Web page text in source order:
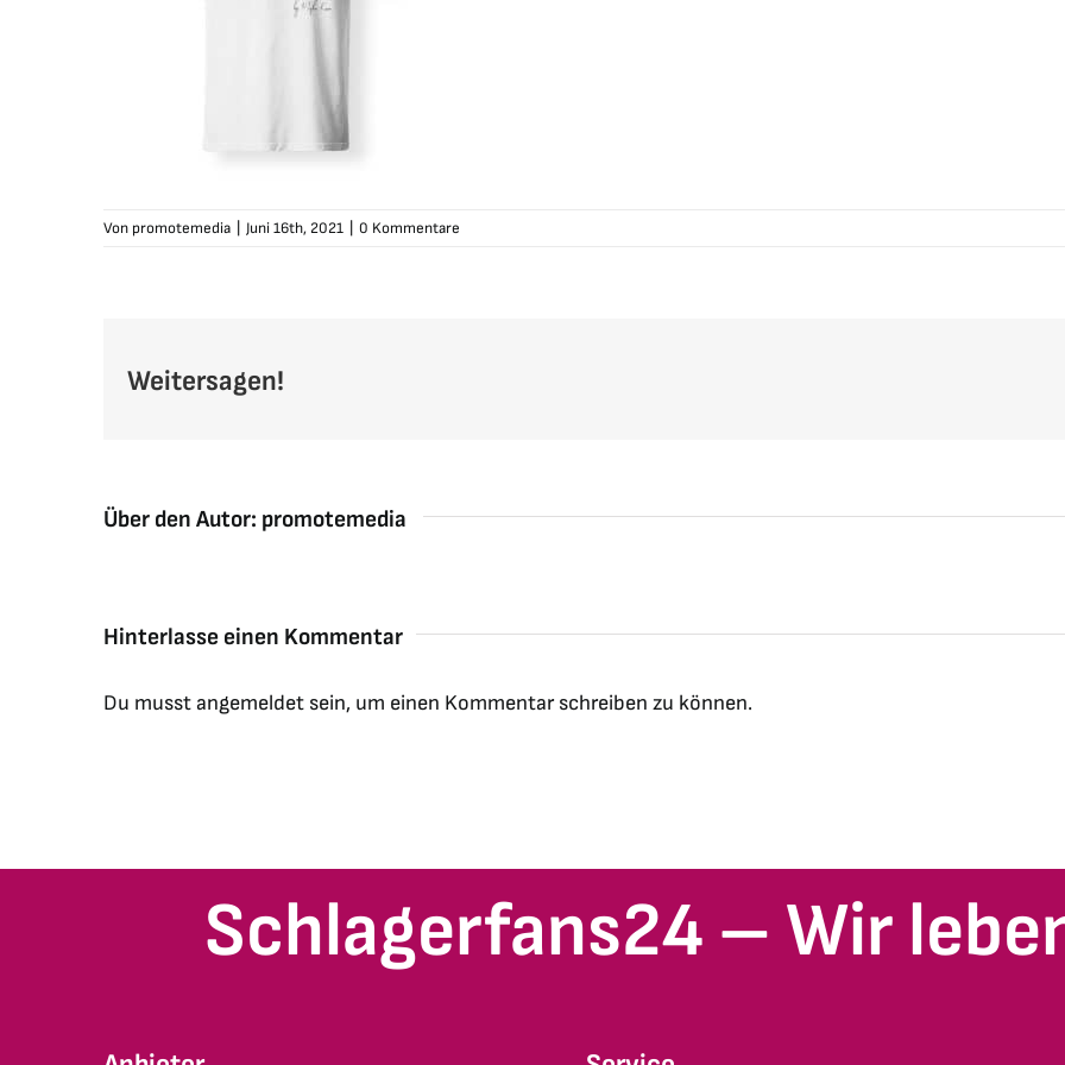
Von promotemedia Juni 16th, 2021 0 Kommentare
Weitersagen!
Über den Autor: promotemedia
Hinterlasse einen Kommentar
Du musstangemeldet sein, um einen Kommentar schreiben zu können.
Schlagerfans24 – Wir